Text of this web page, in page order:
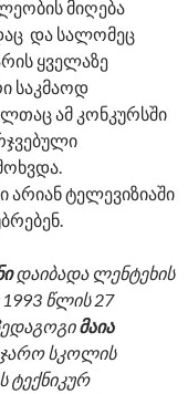
მიღება
და სალომეც
ყველაზე
საკმაოდ
ამ კონკურსში
არიან ტელევიზიაში
დაიბადა ლენტეხის
წლის 27
მაია
სკოლის
ტექნიკურ